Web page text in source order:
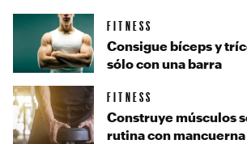
FITNESS
Consigue bíceps y
sólo con una barra
FITNESS
Construye músculos
rutina con